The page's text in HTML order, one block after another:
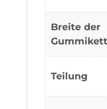
Breite der
Teilung